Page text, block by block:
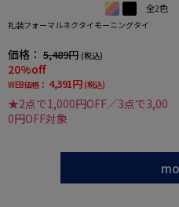
全2色
礼装フォーマルネクタイモーニングタイ
価格： 5,489円 (税込)
20%off
WEB価格： 4,391円 (税込)
★2点で1,000円OFF／3点で3,00
0円OFF対象